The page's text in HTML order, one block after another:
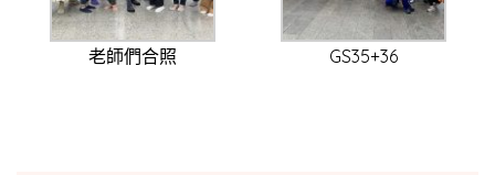
老師們合照 GS35+36